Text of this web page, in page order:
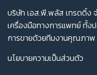
บริษัท เอส.พี.พลัส เทรดดิ้ง
เครื่องมือทางการแพทย์ ทั้ง
การขายด้วยทีมงานคุณภาพ
นโยบายความเป็นส่วนตัว